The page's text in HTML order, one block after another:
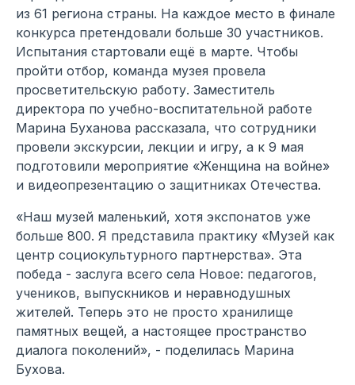
из 61 региона страны. На каждое место в финале
конкурса претендовали больше 30 участников.
Испытания стартовали ещё в марте. Чтобы
пройти отбор, команда музея провела
просветительскую работу. Заместитель
директора по учебно-воспитательной работе
Марина Буханова рассказала, что сотрудники
провели экскурсии, лекции и игру, а к 9 мая
подготовили мероприятие «Женщина на войне»
и видеопрезентацию о защитниках Отечества.
«Наш музей маленький, хотя экспонатов уже
больше 800. Я представила практику «Музей как
центр социокультурного партнерства». Эта
победа - заслуга всего села Новое: педагогов,
учеников, выпускников и неравнодушных
жителей. Теперь это не просто хранилище
памятных вещей, а настоящее пространство
диалога поколений», - поделилась Марина
Бухова.